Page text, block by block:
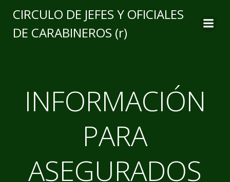
CIRCULO DE JEFES Y OFICIALES
DE CARABINEROS (r)
INFORMACIÓN
PARA
ASEGURADOS